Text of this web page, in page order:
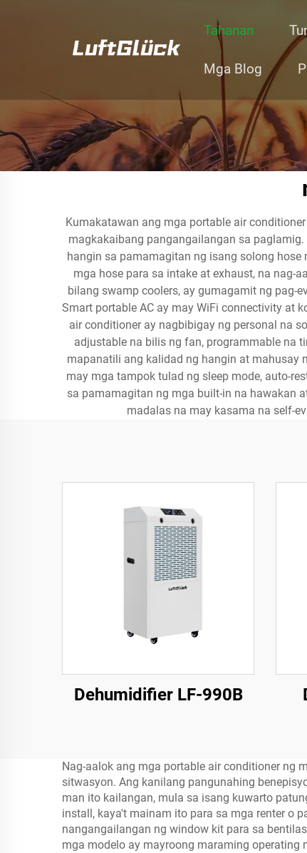
Tahanan
Mga Blog
Kumakatawan ang mga portable air
magkakaibang pangangailangan sa
hangin sa pamamagitan ng isang solong
mga hose para sa intake at exhaust, na nag-
bilang swamp coolers, ay gumagamit ng pag-
Smart portable AC ay may WiFi connectivity at
air conditioner ay nagbibigay ng personal na
adjustable na bilis ng fan, programmable na
mapanatili ang kalidad ng hangin at mahusay
may mga tampok tulad ng sleep mode, auto-
sa pamamagitan ng mga built-in na hawakan
madalas na may kasama na self-
Dehumidifier LF-990B
Nag-aalok ang mga portable air conditioner ng
sitwasyon. Ang kanilang pangunahing
man ito kailangan, mula sa isang kuwarto
install, kaya't mainam ito para sa mga renter o
nangangailangan ng window kit para sa
mga modelo ay mayroong maraming